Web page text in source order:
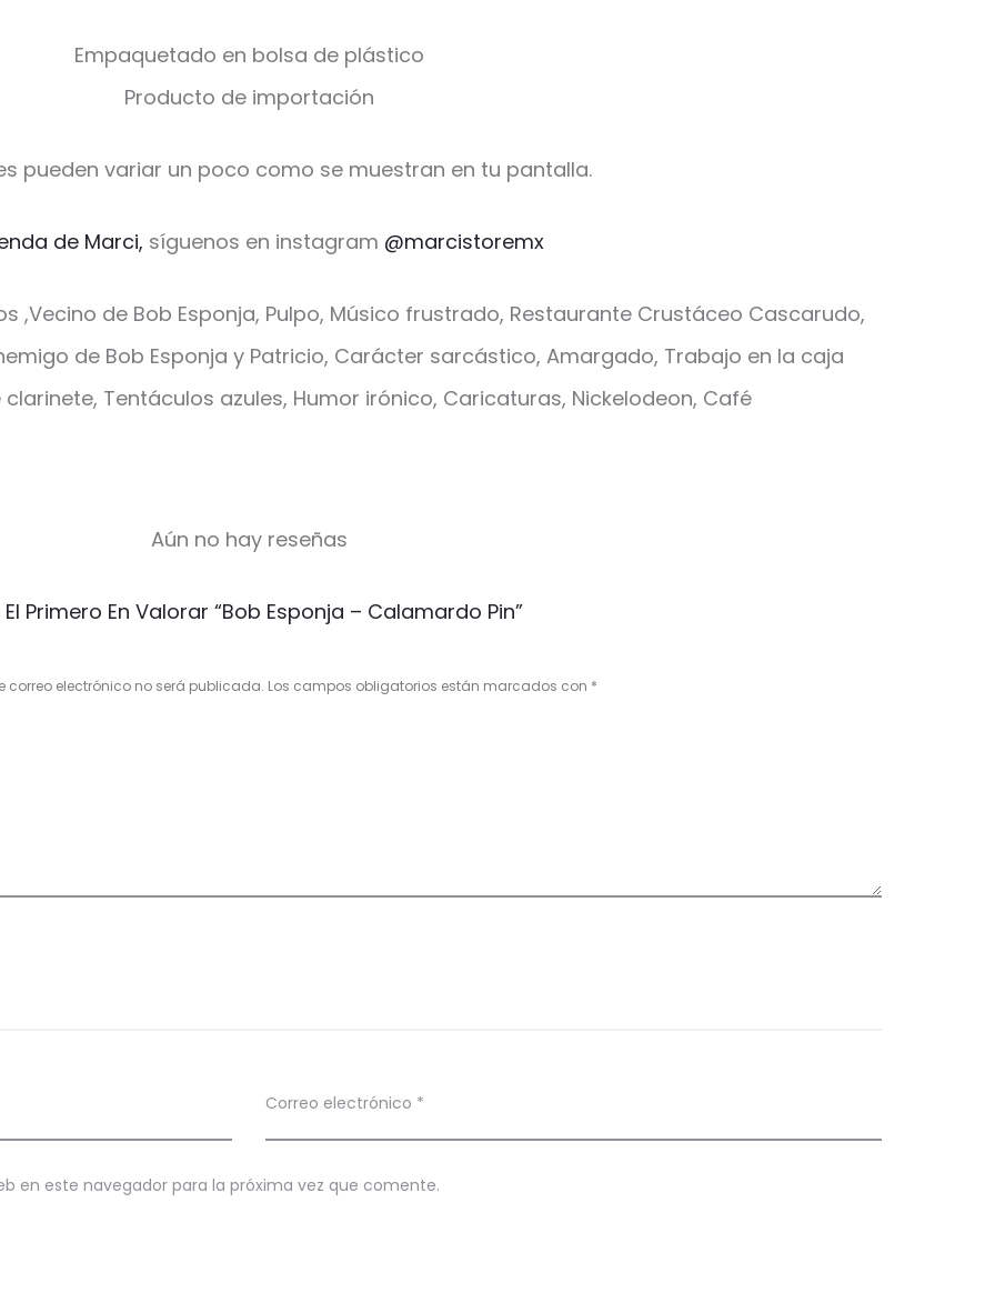
Empaquetado en bolsa de plástico
Producto de importación
pueden variar un poco como se muestran en tu pantalla.
de Marci, síguenos en instagram @marcistoremx
,Vecino de Bob Esponja, Pulpo, Músico frustrado, Restaurante Crustáceo Cascarudo,
de Bob Esponja y Patricio, Carácter sarcástico, Amargado, Trabajo en la caja
Tentáculos azules, Humor irónico, Caricaturas, Nickelodeon, Café
Aún no hay reseñas
El Primero En Valorar “Bob Esponja – Calamardo Pin”
correo electrónico no será publicada. Los campos obligatorios están marcados con *
Correo electrónico *
en este navegador para la próxima vez que comente.